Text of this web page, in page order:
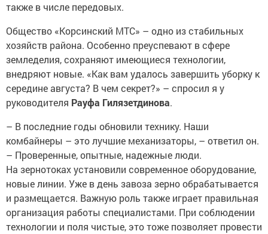
также в числе передовых.
Общество «Корсинский МТС» – одно из стабильных
хозяйств района. Особенно преуспевают в сфере
земледелия, сохраняют имеющиеся технологии,
внедряют новые. «Как вам удалось завершить уборку к
середине августа? В чем секрет?» – спросил я у
руководителя Рауфа Гилязетдинова.
– В последние годы обновили технику. Наши
комбайнеры – это лучшие механизаторы, – ответил он.
– Проверенные, опытные, надежные люди.
На зернотоках установили современное оборудование,
новые линии. Уже в день завоза зерно обрабатывается
и размещается. Важную роль также играет правильная
организация работы специалистами. При соблюдении
технологии и поля чистые, это тоже позволяет провести